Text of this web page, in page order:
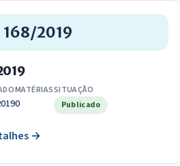
168/2019
MATÉRIAS
0
SITUAÇÃO
Publicado
→